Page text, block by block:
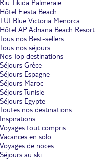
Riu Tikida Palmeraie
Hôtel Fiesta Beach
TUI Blue Victoria Menorca
Hôtel AP Adriana Beach Resort
Tous nos Best-sellers
Tous nos séjours
Nos Top destinations
Séjours Grèce
Séjours Espagne
Séjours Maroc
Séjours Tunisie
Séjours Egypte
Toutes nos destinations
Inspirations
Voyages tout compris
Vacances en solo
Voyages de noces
Séjours au ski